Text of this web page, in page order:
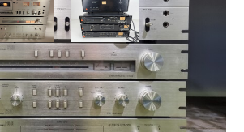
project
Deck/6190
Pre